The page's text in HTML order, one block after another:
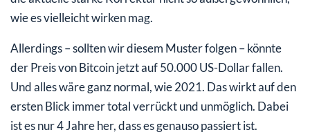
wie es vielleicht wirken mag.
Allerdings – sollten wir diesem Muster folgen – könnte
der Preis von Bitcoin jetzt auf 50.000 US-Dollar fallen.
Und alles wäre ganz normal, wie 2021. Das wirkt auf den
ersten Blick immer total verrückt und unmöglich. Dabei
ist es nur 4 Jahre her, dass es genauso passiert ist.